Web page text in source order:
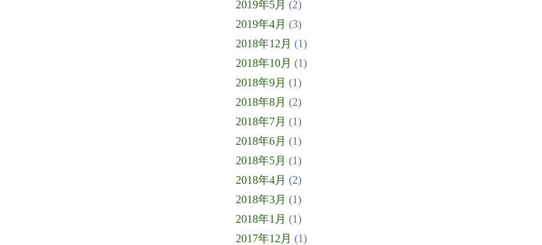
2019年5月 (2)
2019年4月 (3)
2018年12月 (1)
2018年10月 (1)
2018年9月 (1)
2018年8月 (2)
2018年7月 (1)
2018年6月 (1)
2018年5月 (1)
2018年4月 (2)
2018年3月 (1)
2018年1月 (1)
2017年12月 (1)